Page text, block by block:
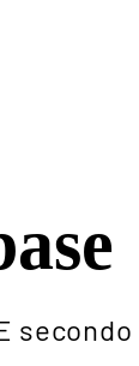
secondo